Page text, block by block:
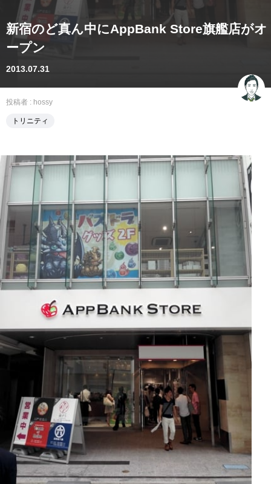
新宿のど真ん中にAppBank Store旗艦店がオ
ープン
2013.07.31
投稿者 : hossy
トリニティ